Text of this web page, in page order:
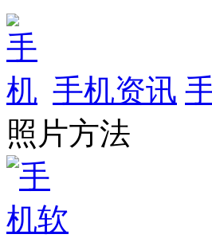
手机资讯
照片方法